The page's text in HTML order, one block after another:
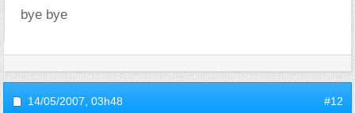
bye bye
14/05/2007, 03h48 #12